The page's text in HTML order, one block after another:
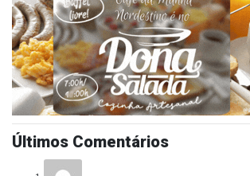
Últimos Comentários